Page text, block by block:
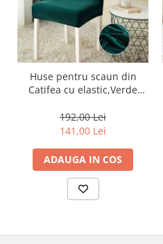
Huse pentru scaun din
Catifea cu elastic,Verde
192,00 Lei
141,00 Lei
ADAUGA IN COS